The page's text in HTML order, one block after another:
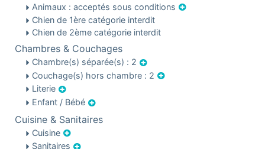
Animaux : acceptés sous conditions
Chien de 1ère catégorie interdit
Chien de 2ème catégorie interdit
Chambres & Couchages
Chambre(s) séparée(s) : 2
Couchage(s) hors chambre : 2
Literie
Enfant / Bébé
Cuisine & Sanitaires
Cuisine
Sanitaires